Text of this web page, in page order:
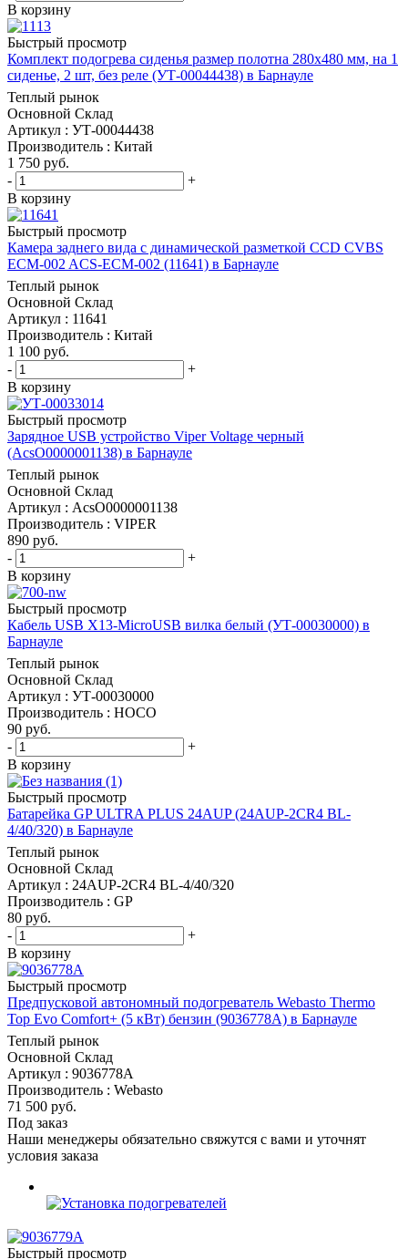
В корзину
Быстрый просмотр
Комплект подогрева сиденья размер полотна 280x480 мм, на 1
сиденье, 2 шт, без реле (УТ-00044438) в Барнауле
Теплый рынок
Основной Склад
Артикул : УТ-00044438
Производитель : Китай
1 750 руб.
-
+
В корзину
Быстрый просмотр
Камера заднего вида с динамической разметкой CCD CVBS
ECM-002 ACS-ECM-002 (11641) в Барнауле
Теплый рынок
Основной Склад
Артикул : 11641
Производитель : Китай
1 100 руб.
-
+
В корзину
Быстрый просмотр
Зарядное USB устройство Viper Voltage черный
(AcsO0000001138) в Барнауле
Теплый рынок
Основной Склад
Артикул : AcsO0000001138
Производитель : VIPER
890 руб.
-
+
В корзину
Быстрый просмотр
Кабель USB X13-MicroUSB вилка белый (УТ-00030000) в
Барнауле
Теплый рынок
Основной Склад
Артикул : УТ-00030000
Производитель : HOCO
90 руб.
-
+
В корзину
Быстрый просмотр
Батарейка GP ULTRA PLUS 24AUP (24AUP-2CR4 BL-
4/40/320) в Барнауле
Теплый рынок
Основной Склад
Артикул : 24AUP-2CR4 BL-4/40/320
Производитель : GP
80 руб.
-
+
В корзину
Быстрый просмотр
Предпусковой автономный подогреватель Webasto Thermo
Top Evo Comfort+ (5 кВт) бензин (9036778A) в Барнауле
Теплый рынок
Основной Склад
Артикул : 9036778A
Производитель : Webasto
71 500 руб.
Под заказ
Наши менеджеры обязательно свяжутся с вами и уточнят
условия заказа
Быстрый просмотр